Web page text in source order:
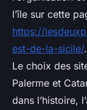
l’île sur cette
https://
est-de-la-sicile/.
Le choix des
Palerme et
dans l’histoire,